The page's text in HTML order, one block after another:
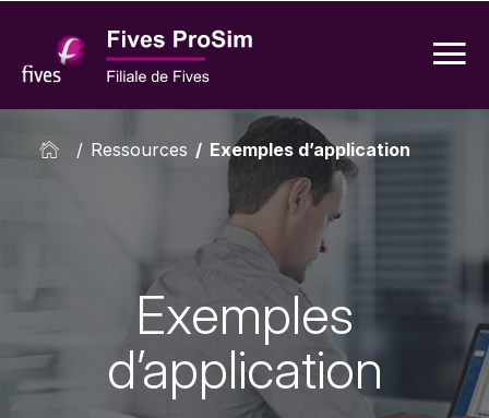
/ Ressources / Exemples d’application
Exemples
d’application